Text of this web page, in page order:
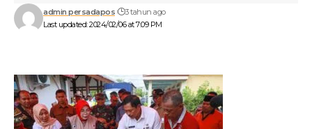
Last updated: 2024/02/06 at 7:09 PM
admin persadapos 3 tahun ago